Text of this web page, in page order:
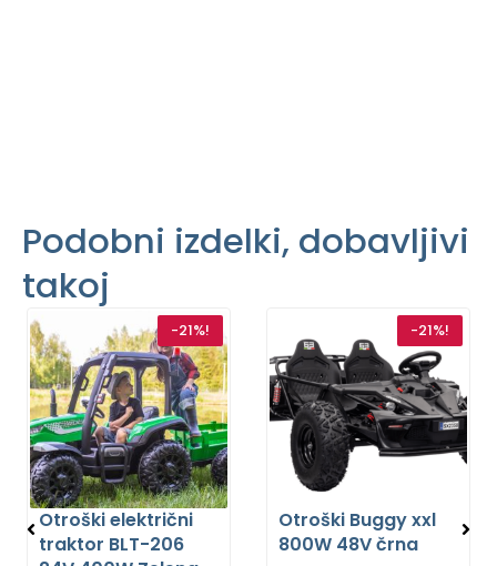
Podobni izdelki, dobavljivi
takoj
-21%!
Otroški električni
traktor BLT-206
-21%!
Otroški Buggy xxl
800W 48V črna